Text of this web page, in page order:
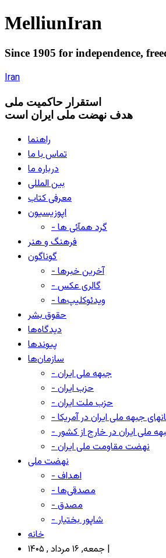
MelliunIran
Since 1905 for independence,
Iran
استقرار حاکميت ملی
هدف نهضت ملی ایران است
راهنما
تماس با ما
درباره ما
بین المللی
معرفی کتاب
اپوزیسیون
- گرد همآئی ها
فرهنگ و هنر
گوناگون
- آخرین خبرها
- گالری عکس
- ویدئوکلیپ‌ها
حقوق بشر
دیدگاه‌ها
پیوندها
سازمان‌ها
- جبهه ملی ایران
- حزب ایران
- حزب ملت ایران
جبهه ملی ایران در آمریکا
ملی ایران در خارج از کشور
- نهضت مقاومت ملی ایران
نهضت ملی
- اهداف
- مصدقی‌ها
- مصدق
- شاپور بختیار
خانه
جمعه, ۱۶ مرداد , ۱۴۰۵ |